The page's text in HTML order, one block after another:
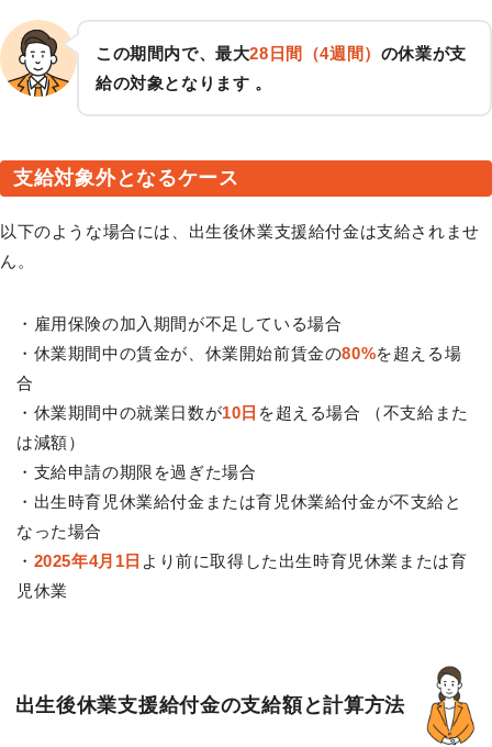
この期間内で、最大28日間（4週間） の休業が支
給の対象となります 。
支給対象外となるケース
以下のような場合には、出生後休業支援給付金は支給されませ
ん。
・雇用保険の加入期間が不足している場合
・休業期間中の賃金が、休業開始前賃金の80%を超える場
合
・休業期間中の就業日数が10日 を超える場合 （不支給また
は減額）
・支給申請の期限を過ぎた場合
・出生時育児休業給付金または育児休業給付金が不支給と
なった場合
・ 2025年4月1日 より前に取得した出生時育児休業または育
児休業
出生後休業支援給付金の支給額と計算方法